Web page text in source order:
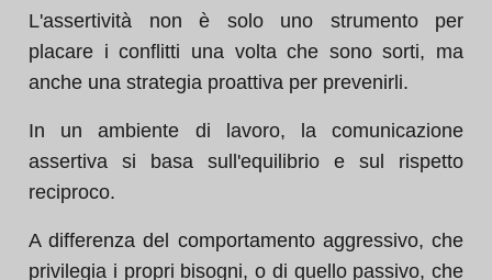
L'assertività non è solo uno strumento per
placare i conflitti una volta che sono sorti, ma
anche una strategia proattiva per prevenirli.
In un ambiente di lavoro, la comunicazione
assertiva si basa sull'equilibrio e sul rispetto
reciproco.
A differenza del comportamento aggressivo, che
privilegia i propri bisogni, o di quello passivo, che